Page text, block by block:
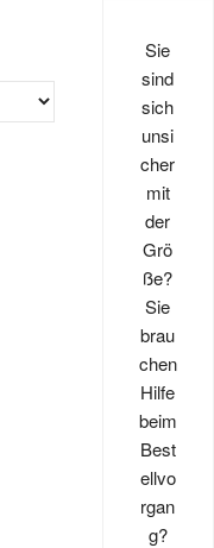
Sie
sind
sich
unsi
cher
mit
der
Grö
ße?
Sie
brau
chen
Hilfe
beim
Best
ellvo
rgan
g?